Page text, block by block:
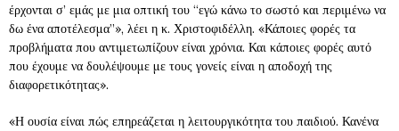
έρχονται σ’ εμάς με μια οπτική του “εγώ κάνω το σωστό και περιμένω να
δω ένα αποτέλεσμα”», λέει η κ. Χριστοφιδέλλη. «Κάποιες φορές τα
προβλήματα που αντιμετωπίζουν είναι χρόνια. Και κάποιες φορές αυτό
που έχουμε να δουλέψουμε με τους γονείς είναι η αποδοχή της
διαφορετικότητας».
«Η ουσία είναι πώς επηρεάζεται η λειτουργικότητα του παιδιού. Κανένα